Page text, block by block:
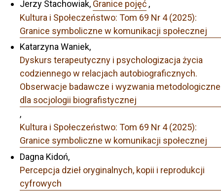
Jerzy Stachowiak, Granice pojęć ,
Kultura i Społeczeństwo: Tom 69 Nr 4 (2025):
Granice symboliczne w komunikacji społecznej
Katarzyna Waniek,
Dyskurs terapeutyczny i psychologizacja życia
codziennego w relacjach autobiograficznych.
Obserwacje badawcze i wyzwania metodologiczne
dla socjologii biografistycznej
,
Kultura i Społeczeństwo: Tom 69 Nr 4 (2025):
Granice symboliczne w komunikacji społecznej
Dagna Kidoń,
Percepcja dzieł oryginalnych, kopii i reprodukcji
cyfrowych